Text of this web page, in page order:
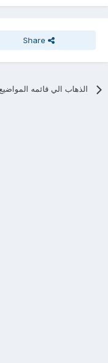
Share
الذهاب الي قائمه المواضيع